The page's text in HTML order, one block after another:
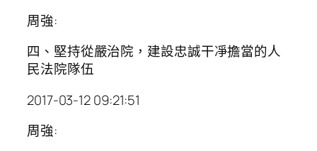
周強:
四、堅持從嚴治院，建設忠誠干凈擔當的人
民法院隊伍
2017-03-12 09:21:51
周強: